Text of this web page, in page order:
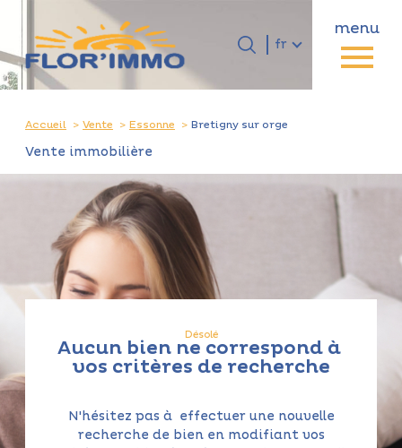
menu
fr
Accueil
Langue
Accueil Vente Essonne Bretigny sur orge
Vente immobilière
Désolé
Aucun bien ne correspond à
vos critères de recherche
N'hésitez pas à effectuer une nouvelle
recherche de bien en modifiant vos